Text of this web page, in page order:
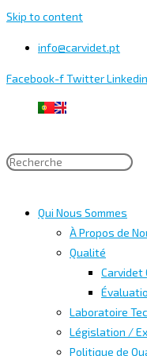
Skip to content
info@carvidet.pt
Facebook-fTwitterLinkedin
Qui Nous Sommes
À Propos de
Qualité
Carvidet
Laboratoire
Législation /
Politique de